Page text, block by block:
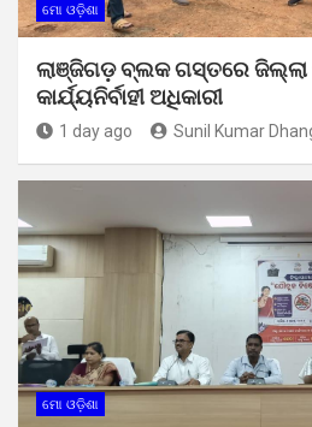
ମୋ ଓଡ଼ିଶା
ଲାଞ୍ଜିଗଡ଼ ବ୍ଲକ ଗସ୍ତରେ
କାର୍ଯ୍ୟନିର୍ବାହୀ ଅଧିକାରୀ
1 day ago Sunil Kumar
ମୋ ଓଡ଼ିଶା